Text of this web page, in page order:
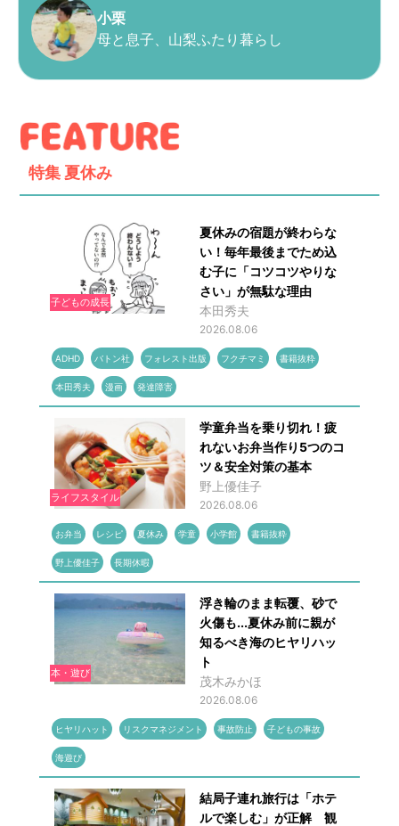
小栗
母と息子、山梨ふたり暮らし
特集 夏休み
子どもの成長
夏休みの宿題が終わらな
い！毎年最後までため込
む子に「コツコツやりな
さい」が無駄な理由
本田秀夫
2026.08.06
ADHD バトン社 フォレスト出版 フクチマミ 書籍抜粋
本田秀夫 漫画 発達障害
ライフスタイル
学童弁当を乗り切れ！疲
れないお弁当作り5つのコ
ツ＆安全対策の基本
野上優佳子
2026.08.06
お弁当 レシピ 夏休み 学童 小学館 書籍抜粋
野上優佳子 長期休暇
本・遊び
浮き輪のまま転覆、砂で
火傷も...夏休み前に親が
知るべき海のヒヤリハッ
ト
茂木みかほ
2026.08.06
ヒヤリハット リスクマネジメント 事故防止 子どもの事故
海遊び
結局子連れ旅行は「ホテ
ルで楽しむ」が正解 観